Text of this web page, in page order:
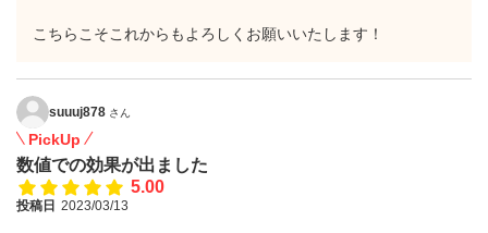
こちらこそこれからもよろしくお願いいたします！
suuuj878 さん
PickUp
数値での効果が出ました
5.00
投稿日 2023/03/13